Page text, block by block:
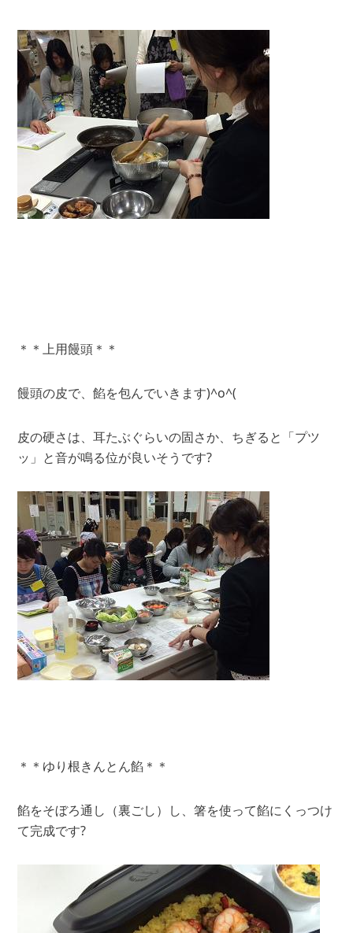
＊＊上用饅頭＊＊
饅頭の皮で、餡を包んでいきます)^o^(
皮の硬さは、耳たぶぐらいの固さか、ちぎると「プツ
ッ」と音が鳴る位が良いそうです?
＊＊ゆり根きんとん餡＊＊
餡をそぼろ通し（裏ごし）し、箸を使って餡にくっつけ
て完成です?